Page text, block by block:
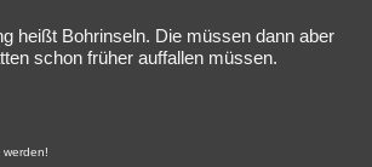
heißt Bohrinseln. Die müssen dann aber
schon früher auffallen müssen.
werden!